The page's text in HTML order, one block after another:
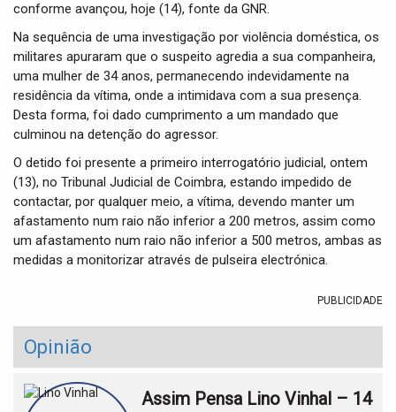
conforme avançou, hoje (14), fonte da GNR.
Na sequência de uma investigação por violência doméstica, os
militares apuraram que o suspeito agredia a sua companheira,
uma mulher de 34 anos, permanecendo indevidamente na
residência da vítima, onde a intimidava com a sua presença.
Desta forma, foi dado cumprimento a um mandado que
culminou na detenção do agressor.
O detido foi presente a primeiro interrogatório judicial, ontem
(13), no Tribunal Judicial de Coimbra, estando impedido de
contactar, por qualquer meio, a vítima, devendo manter um
afastamento num raio não inferior a 200 metros, assim como
um afastamento num raio não inferior a 500 metros, ambas as
medidas a monitorizar através de pulseira electrónica.
PUBLICIDADE
Opinião
Assim Pensa Lino Vinhal – 14